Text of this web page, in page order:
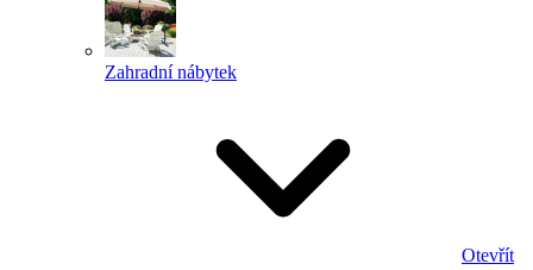
Zahradní nábytek
Otevřít